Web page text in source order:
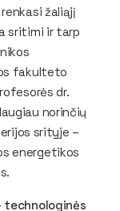
žaliąjį
sritimi ir tarp
fakulteto
dr.
norinčių
srityje –
energetikos
technologinės